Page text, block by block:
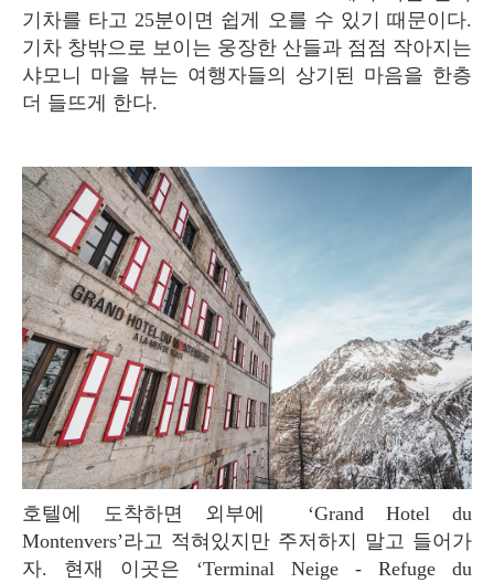
기차를 타고 25분이면 쉽게 오를 수 있기 때문이다.
기차 창밖으로 보이는 웅장한 산들과 점점 작아지는
샤모니 마을 뷰는 여행자들의 상기된 마음을 한층
더 들뜨게 한다.
호텔에 도착하면 외부에 ‘Grand Hotel du
Montenvers’라고 적혀있지만 주저하지 말고 들어가
자. 현재 이곳은 ‘Terminal Neige - Refuge du